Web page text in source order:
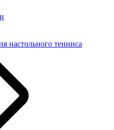
настольного тенниса